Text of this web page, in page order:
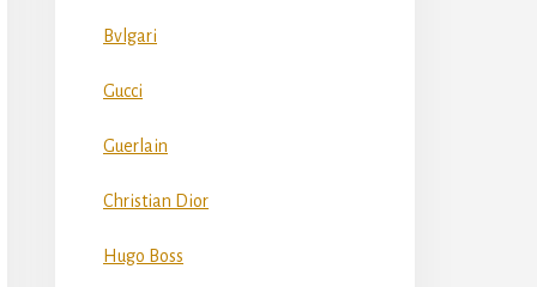
Bvlgari
Gucci
Guerlain
Christian Dior
Hugo Boss